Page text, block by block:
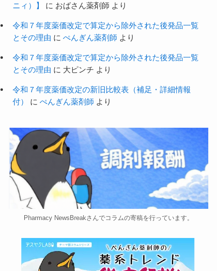
ニィ）】
に おばさん薬剤師 より
令和７年度薬価改定で算定から除外された後発品一覧
とその理由 に ぺんぎん薬剤師 より
令和７年度薬価改定で算定から除外された後発品一覧
とその理由 に 大ピンチ より
令和７年度薬価改定の新旧比較表（補足・詳細情報
付）
に ぺんぎん薬剤師 より
Pharmacy NewsBreakさんでコラムの寄稿を行っています。